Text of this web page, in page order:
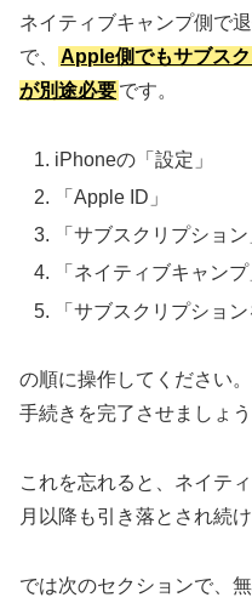
ネイティブキャンプ側で
で、
Apple側でもサブス
が別途必要です。
iPhoneの「設定」
「Apple ID」
「サブスクリプション
「ネイティブキャンプ
「サブスクリプショ
の順に操作してください
手続きを完了させましょう
これを忘れると、ネイテ
月以降も引き落とされ続
では次のセクションで、